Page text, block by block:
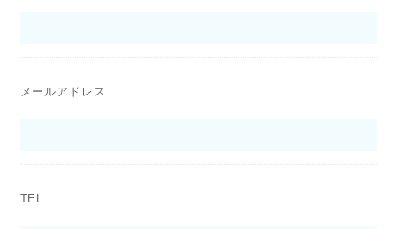
メールアドレス
TEL